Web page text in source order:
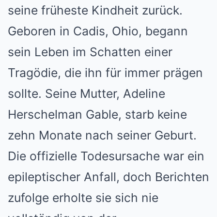
seine früheste Kindheit zurück.
Geboren in Cadis, Ohio, begann
sein Leben im Schatten einer
Tragödie, die ihn für immer prägen
sollte. Seine Mutter, Adeline
Herschelman Gable, starb keine
zehn Monate nach seiner Geburt.
Die offizielle Todesursache war ein
epileptischer Anfall, doch Berichten
zufolge erholte sie sich nie